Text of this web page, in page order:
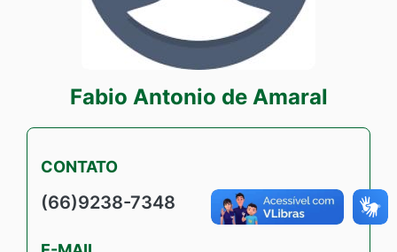
Fabio Antonio de Amaral
CONTATO
(66)9238-7348